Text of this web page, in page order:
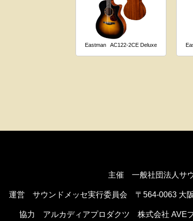
Eastman AC122-2CE Deluxe
主催 一般社団法人サ
運営 サウンドメッセ実行委員会 〒564-0063 大
協力 アルカディアプロダクツ 株式会社 AVE